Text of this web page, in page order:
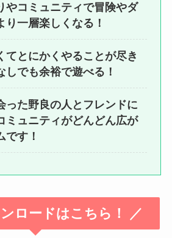
やコミュニティで冒険やダ
り一層楽しくなる！
てとにかくやることが尽き
しでも余裕で遊べる！
った野良の人とフレンドに
ミュニティがどんどん広が
です！
ロードはこちら！ ／